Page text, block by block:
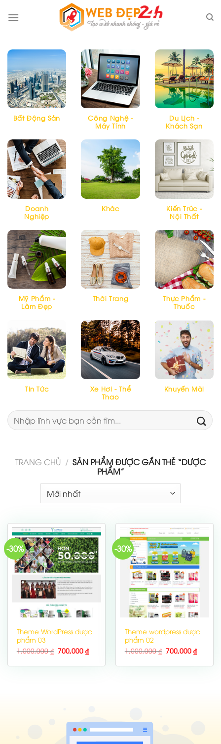
Bất Động Sản
Công Nghệ -
Máy Tính
Du Lịch -
Khách Sạn
Doanh
Nghiệp
Khác
Kiến Trúc -
Nội Thất
Mỹ Phẩm -
Làm Đẹp
Thời Trang
Thực Phẩm -
Thuốc
Tin Tức
Xe Hơi - Thể
Thao
Khuyến Mãi
Tìm
kiếm:
TRANG CHỦ / SẢN PHẨM ĐƯỢC GẮN THẺ “DƯỢC
PHẨM”
-30%
Theme WordPress dược
phẩm 03
1,000,000₫ 700,000 ₫
-30%
Theme wordpress dược
phẩm 02
1,000,000₫ 700,000 ₫